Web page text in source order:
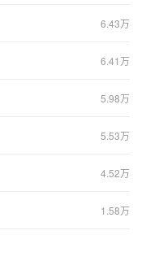
6.43万
6.41万
5.98万
5.53万
4.52万
1.58万